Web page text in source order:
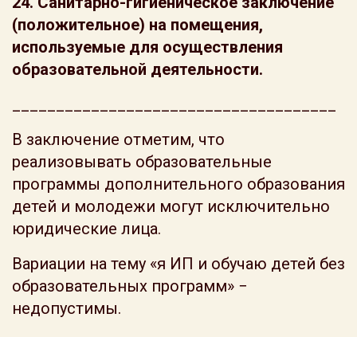
(положительное) на помещения,
используемые для осуществления
образовательной деятельности.
В заключение отметим, что
реализовывать образовательные
программы дополнительного образования
детей и молодежи могут исключительно
юридические лица.
Вариации на тему «я ИП и обучаю детей без
образовательных программ» −
недопустимы.